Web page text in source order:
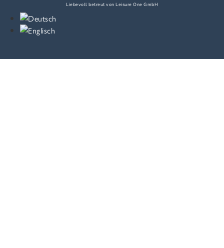
Liebevoll betreut von Leisure One GmbH